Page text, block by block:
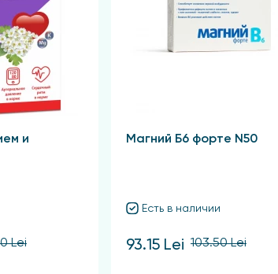
и
Lei
Магний Б6 форте N50
Есть в наличии
93.15 Lei 103.50 Lei